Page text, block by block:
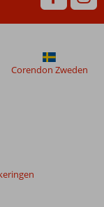
Corendon Zweden